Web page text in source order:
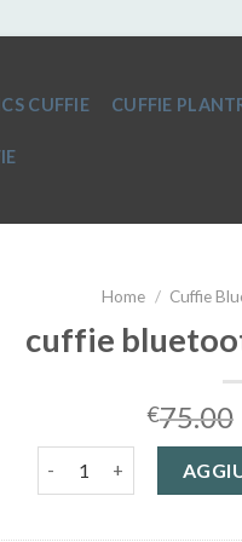
CUFFIE CUFFIE
Home / Cuffie
cuffie
€75.00